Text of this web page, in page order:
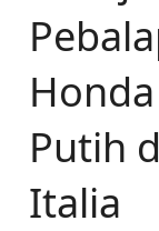
Putih
Italia